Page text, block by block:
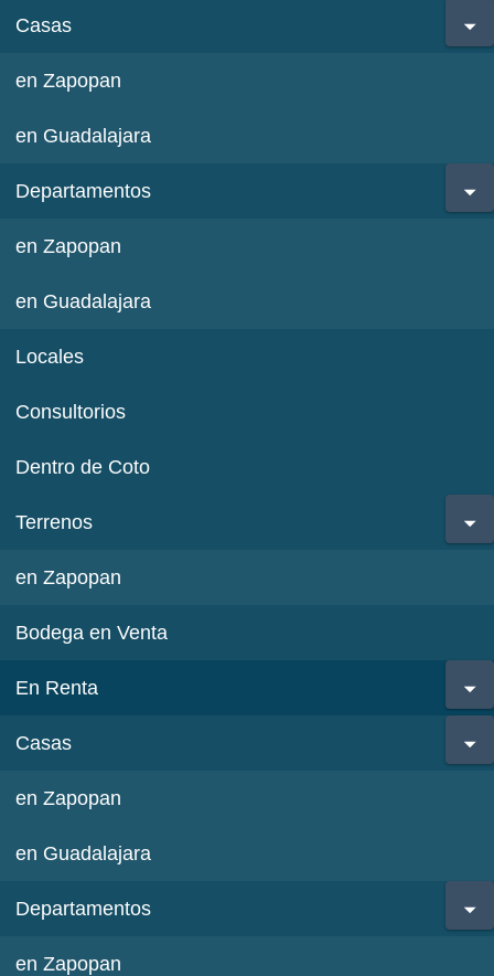
Casas
en Zapopan
en Guadalajara
Departamentos
en Zapopan
en Guadalajara
Locales
Consultorios
Dentro de Coto
Terrenos
en Zapopan
Bodega en Venta
En Renta
Casas
en Zapopan
en Guadalajara
Departamentos
en Zapopan